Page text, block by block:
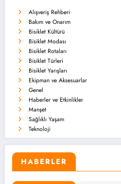
Alışveriş Rehberi
Bakım ve Onarım
Bisiklet Kültürü
Bisiklet Modası
Bisiklet Rotaları
Bisiklet Türleri
Bisiklet Yarışları
Ekipman ve Aksesuarlar
Genel
Haberler ve Etkinlikler
Manşet
Sağlıklı Yaşam
Teknoloji
HABERLER